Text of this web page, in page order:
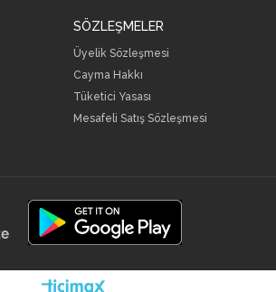
SÖZLEŞMELER
Üyelik Sözleşmesi
Cayma Hakkı
Tüketici Yasası
Mesafeli Satış Sözleşmesi